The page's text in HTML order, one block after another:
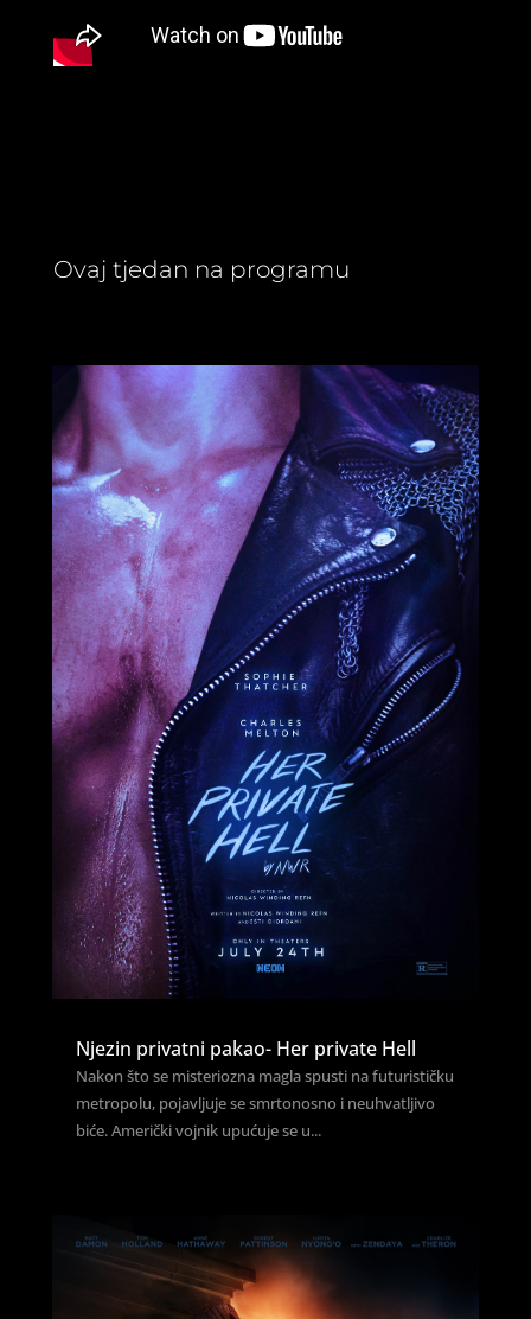
Ovaj tjedan na programu
Njezin privatni pakao- Her private Hell
Nakon što se misteriozna magla spusti na futurističku
metropolu, pojavljuje se smrtonosno i neuhvatljivo
biće. Američki vojnik upućuje se u...